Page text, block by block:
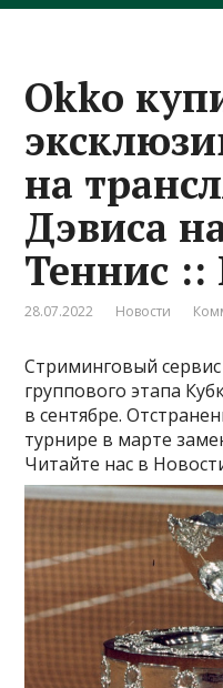
Okko
на
Дэвиса
Теннис ::
28.07.2022 Новости
Стриминговый
группового этапа
в сентябре.
турнире в марте
Читайте нас в